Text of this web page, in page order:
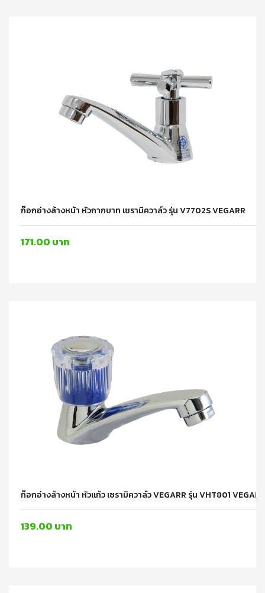
ก๊อกอ่างล้างหน้า หัวกากบาท เซรามิควาล์ว รุ่น V7702S VEGARR
171.00 บาท
ก๊อกอ่างล้างหน้า หัวแก้ว เซรามิควาล์ว VEGARR รุ่น VHT801 VEGARR
139.00 บาท